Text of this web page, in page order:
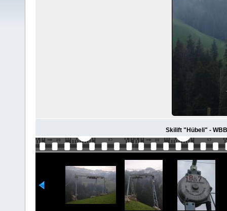
Skilift "Hübeli" -